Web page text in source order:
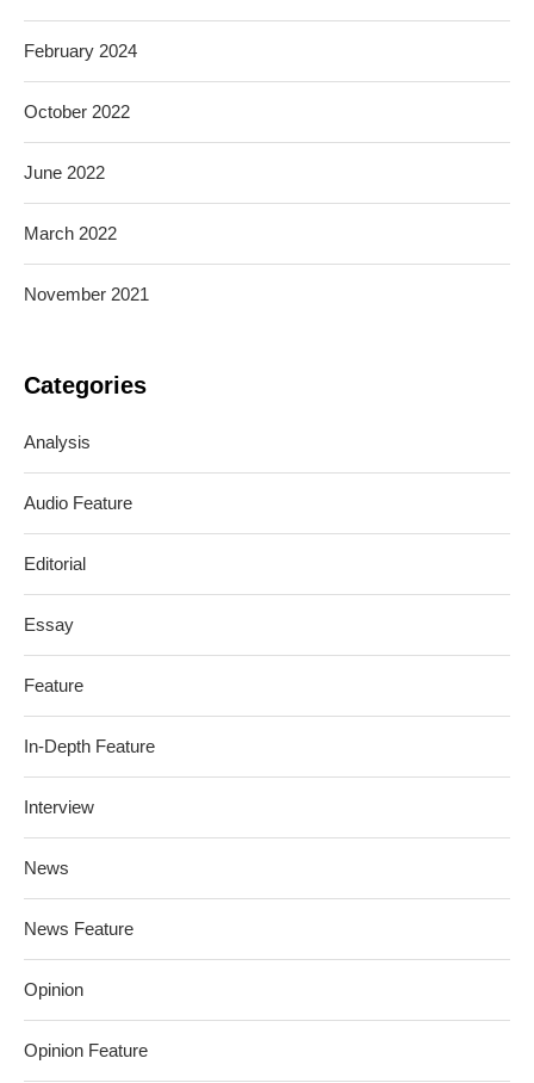
February 2024
October 2022
June 2022
March 2022
November 2021
Categories
Analysis
Audio Feature
Editorial
Essay
Feature
In-Depth Feature
Interview
News
News Feature
Opinion
Opinion Feature